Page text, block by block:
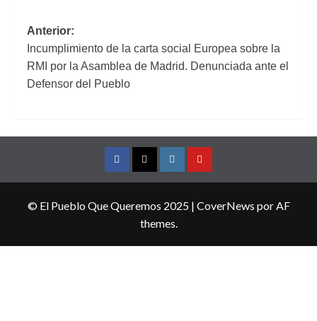
Navegación
de
entradas
Anterior:
Incumplimiento de la carta social Europea sobre la
RMI por la Asamblea de Madrid. Denunciada ante el
Defensor del Pueblo
FacebookTwitterInstagramYouTube
© El Pueblo Que Queremos 2025 | CoverNews por AF
themes.